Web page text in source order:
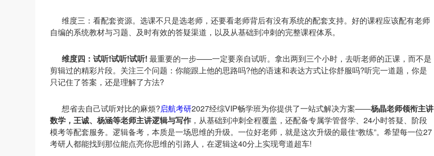
维度三：看配套资源。选课不只是选老师，还要看老师背后有没有系统的配套支持。好的课程应该配有老师
自编的系统教材与习题、及时有效的答疑渠道，以及从基础到冲刺的完整课程体系。
维度四：试听!试听!试听! 最重要的一步——一定要亲自试听。拿出两到三个小时，去听老师的正课，而不是
剪辑过的精彩片段。关注三个问题：你能跟上他的思路吗?他的语速和表达方式让你舒服吗?听完一道题，你是
只记住了答案，还是理解了方法?
想省去自己试听对比的麻烦?启航考研2027经综VIP畅学班为你提供了一站式解决方案——杨晶老师领衔主讲
数学，王诚、杨涵等老师主讲逻辑与写作 ，从基础到冲刺全程覆盖，还配备专属学管督学、24小时答疑、阶段
模考等配套服务。逻辑备考，本质是一场思维的升级。一位好老师，就是这次升级的最佳“教练”。希望每一位27
考研人都能找到那位能点亮你思维的引路人，在逻辑这40分上实现弯道超车!